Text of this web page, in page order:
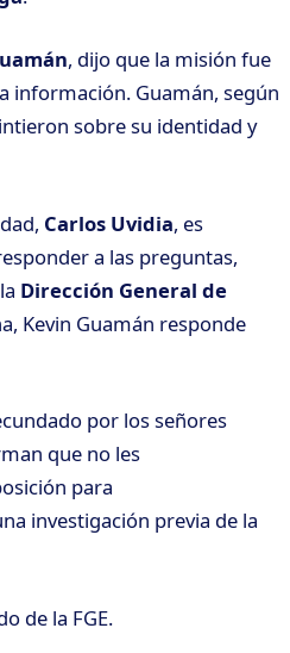
, dijo que la misión fue
información. Guamán, según
sobre su identidad y
Carlos Uvidia, es
a las preguntas,
Dirección General de
Kevin Guamán responde
por los señores
que no les
para
investigación previa de la
de la FGE.